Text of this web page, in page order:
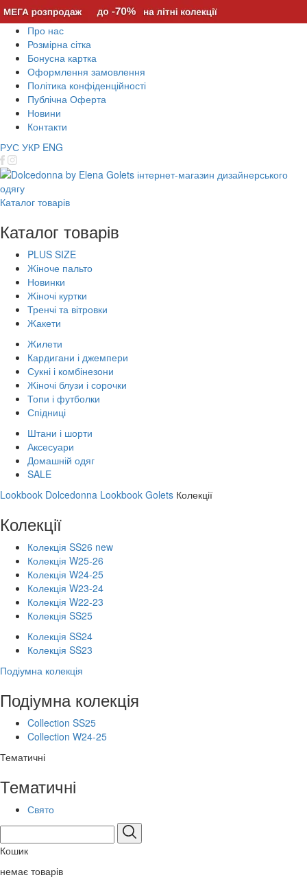
Про нас
Розмірна сітка
Бонусна картка
Оформлення замовлення
Політика конфіденційності
Публічна Оферта
Новини
Контакти
РУС УКР ENG
Каталог товарів
Каталог товарів
PLUS SIZE
Жіноче пальто
Новинки
Жіночі куртки
Тренчі та вітровки
Жакети
Жилети
Кардигани і джемпери
Сукні і комбінезони
Жіночі блузи і сорочки
Топи і футболки
Спідниці
Штани і шорти
Аксесуари
Домашній одяг
SALE
Lookbook Dolcedonna Lookbook Golets Колекції
Колекції
Колекція SS26 new
Колекція W25-26
Колекція W24-25
Колекція W23-24
Колекція W22-23
Колекція SS25
Колекція SS24
Колекція SS23
Подіумна колекція
Подіумна колекція
Collection SS25
Collection W24-25
Тематичні
Тематичні
Свято
Кошик
немає товарів